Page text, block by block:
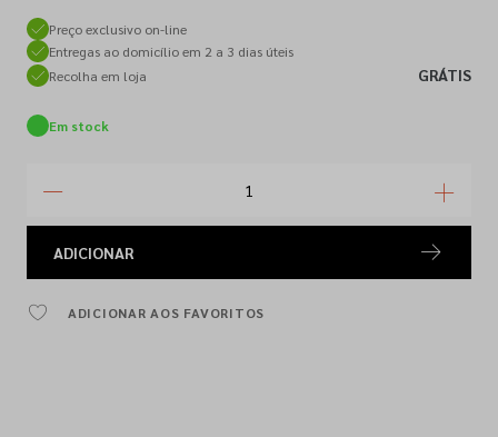
Preço exclusivo on-line
Entregas ao domicílio em 2 a 3 dias úteis
Recolha em loja
GRÁTIS
Em stock
ADICIONAR
ADICIONAR AOS FAVORITOS